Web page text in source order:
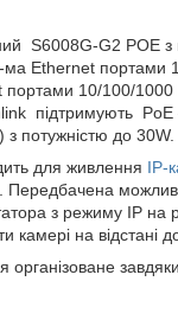
S6008G-G2 POE з
ма Ethernet портами
портами 10/100/
підтримують
потужністю до 30W.
для живлення IP-
Передбачена
з режиму IP
камері на відстані
завдяки